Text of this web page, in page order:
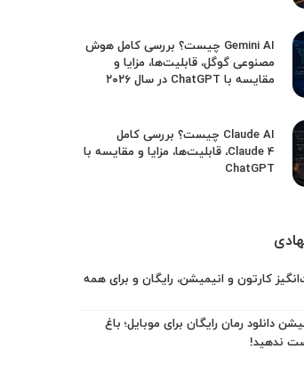
Gemini AI چیست؟ بررسی کامل هوش
مصنوعی گوگل، قابلیت‌ها، مزایا و
مقایسه با ChatGPT در سال ۲۰۲۶
Claude AI چیست؟ بررسی کامل
Claude 4، قابلیت‌ها، مزایا و مقایسه با
ChatGPT
کارتون و انیمیشن، رایگان و برای همه
دانلود رمان رایگان برای موبایل؛ باغ
ندهید!